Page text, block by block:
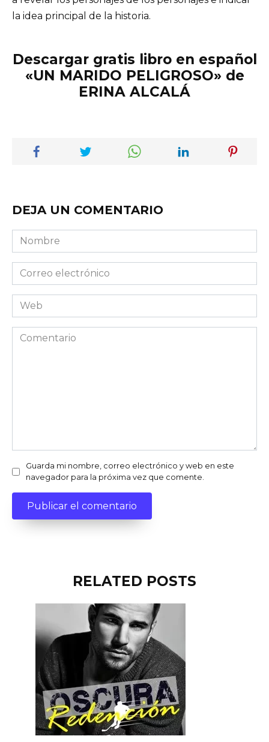
la idea principal de la historia.
Descargar gratis libro en español
«UN MARIDO PELIGROSO» de
ERINA ALCALÁ
DEJA UN COMENTARIO
Nombre
Correo
electrónico
Web
Comentario
Guarda mi nombre, correo electrónico y web en este
navegador para la próxima vez que comente.
RELATED POSTS